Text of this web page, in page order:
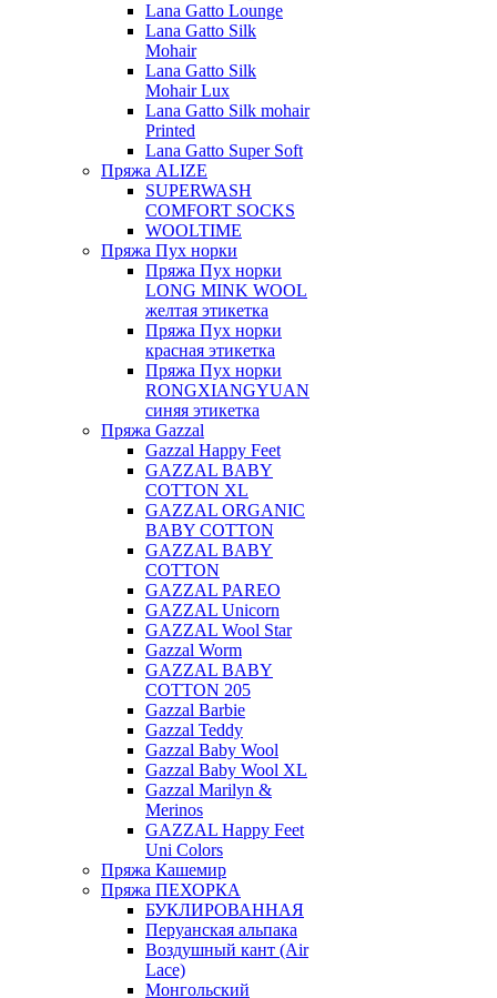
Lana Gatto Lounge
Lana Gatto Silk
Mohair
Lana Gatto Silk
Mohair Lux
Lana Gatto Silk mohair
Printed
Lana Gatto Super Soft
Пряжа ALIZE
SUPERWASH
COMFORT SOCKS
WOOLTIME
Пряжа Пух норки
Пряжа Пух норки
LONG MINK WOOL
желтая этикетка
Пряжа Пух норки
красная этикетка
Пряжа Пух норки
RONGXIANGYUAN
синяя этикетка
Пряжа Gazzal
Gazzal Happy Feet
GAZZAL BABY
COTTON XL
GAZZAL ORGANIC
BABY COTTON
GAZZAL BABY
COTTON
GAZZAL PAREO
GAZZAL Unicorn
GAZZAL Wool Star
Gazzal Worm
GAZZAL BABY
COTTON 205
Gazzal Barbie
Gazzal Teddy
Gazzal Baby Wool
Gazzal Baby Wool XL
Gazzal Marilyn &
Merinos
GAZZAL Happy Feet
Uni Colors
Пряжа Кашемир
Пряжа ПЕХОРКА
БУКЛИРОВАННАЯ
Перуанская альпака
Воздушный кант (Air
Lace)
Монгольский